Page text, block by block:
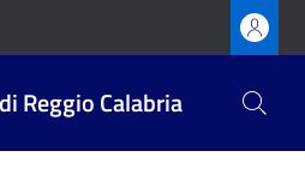
Reggio Calabria